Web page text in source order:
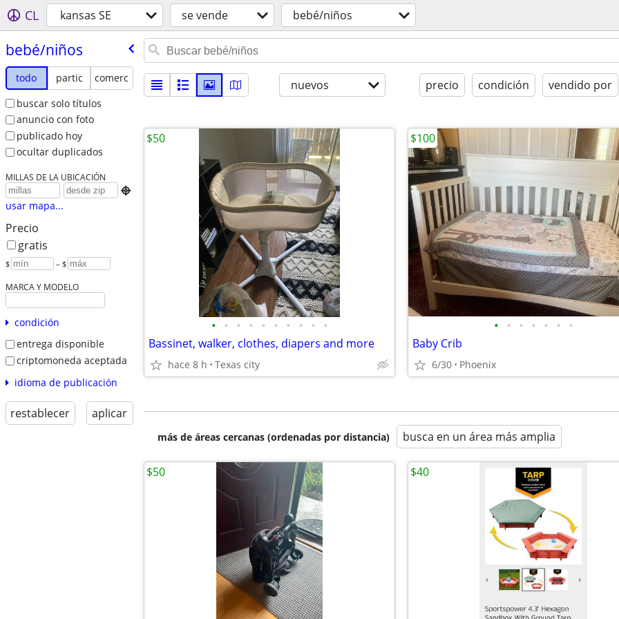
CL kansas SE se vende bebé/niños
bebé/​niños
todo partic
comerc
buscar solo títulos
anuncio con foto
publicado hoy
ocultar duplicados
MILLAS DE LA UBICACIÓN

usar mapa...
Precio
gratis
$ – $
MARCA Y MODELO
condición
entrega disponible
criptomoneda aceptada
idioma de publicación
restablecer aplicar
nuevos precio condición vendido por
• • • • • • • • • •
Bassinet, walker, clothes, diapers and more
hace 8 h Texas city
$50
• • • • • • •
Baby Crib
6/30 Phoenix
$100
más de áreas cercanas (ordenadas por distancia) busca en un área más amplia
$50 $40